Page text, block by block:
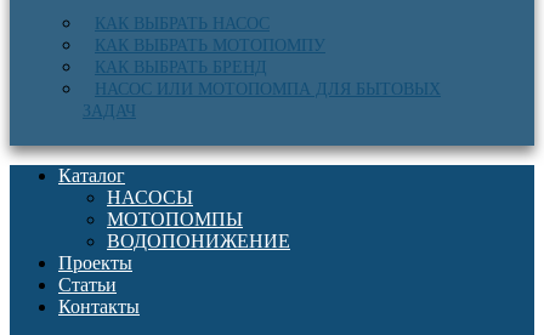
КАК ВЫБРАТЬ НАСОС
КАК ВЫБРАТЬ МОТОПОМПУ
КАК ВЫБРАТЬ БРЕНД
НАСОС ИЛИ МОТОПОМПА ДЛЯ БЫТОВЫХ
ЗАДАЧ
Каталог
НАСОСЫ
МОТОПОМПЫ
ВОДОПОНИЖЕНИЕ
Проекты
Статьи
Контакты